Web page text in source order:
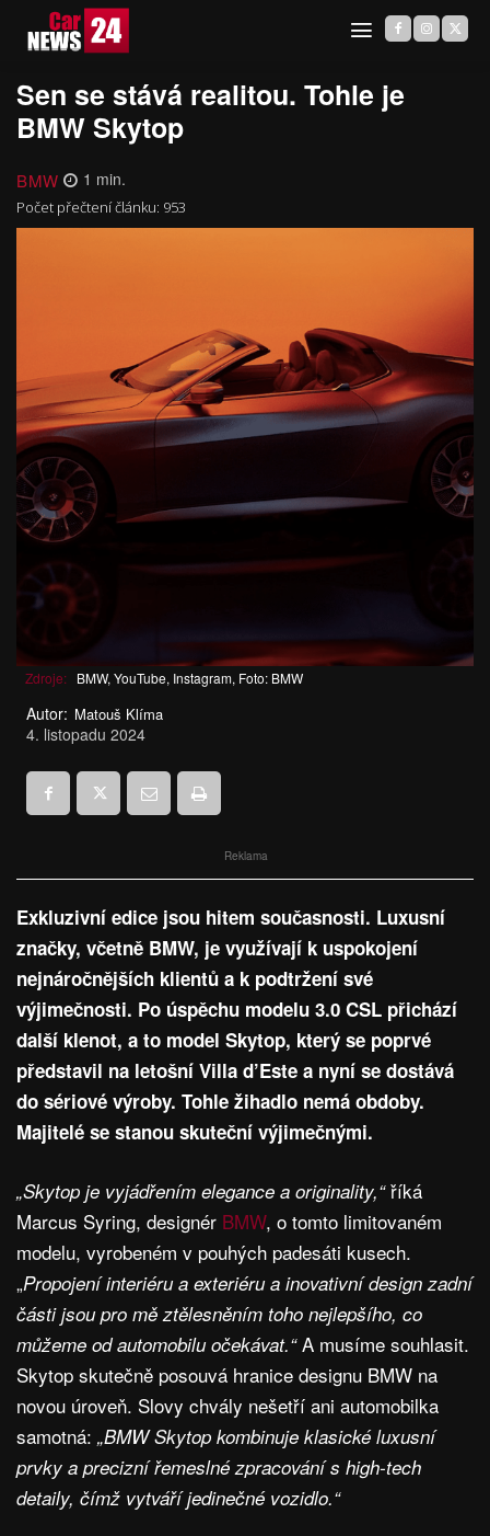
Sen se stává realitou. Tohle je
BMW Skytop
BMW 1 min.
Počet přečtení článku: 953
Zdroje: BMW, YouTube, Instagram, Foto: BMW
Autor: Matouš Klíma
4. listopadu 2024
Reklama
Exkluzivní edice jsou hitem současnosti. Luxusní
značky, včetně BMW, je využívají k uspokojení
nejnáročnějších klientů a k podtržení své
výjimečnosti. Po úspěchu modelu 3.0 CSL přichází
další klenot, a to model Skytop, který se poprvé
představil na letošní Villa d’Este a nyní se dostává
do sériové výroby. Tohle žihadlo nemá obdoby.
Majitelé se stanou skuteční výjimečnými.
„Skytop je vyjádřením elegance a originality,“říká
Marcus Syring, designér BMW, o tomto limitovaném
modelu, vyrobeném v pouhých padesáti kusech.
„Propojení interiéru a exteriéru a inovativní design zadní
části jsou pro mě ztělesněním toho nejlepšího, co
můžeme od automobilu očekávat.“A musíme souhlasit.
Skytop skutečně posouvá hranice designu BMW na
novou úroveň. Slovy chvály nešetří ani automobilka
samotná: „BMW Skytop kombinuje klasické luxusní
prvky a precizní řemeslné zpracování s high-tech
detaily, čímž vytváří jedinečné vozidlo.“